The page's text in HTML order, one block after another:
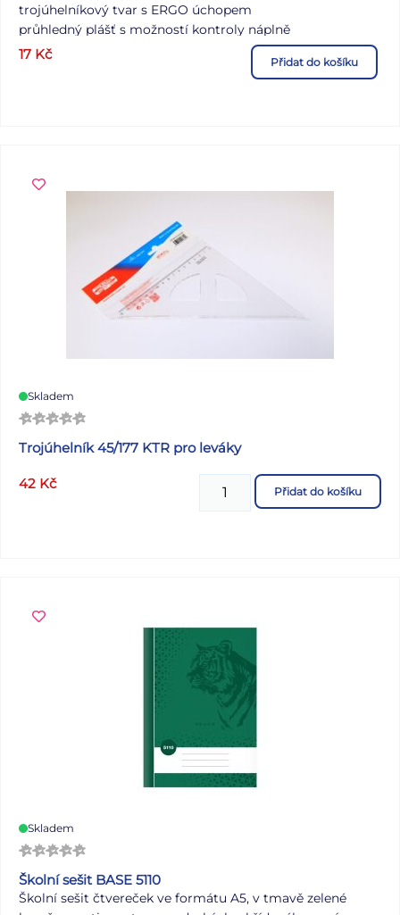
trojúhelníkový tvar s ERGO úchopem
průhledný plášť s možností kontroly náplně
nízkoviskózní inkousty v sytých barvách
17 Kč Přidat do košíku
Skladem
Trojúhelník 45/177 KTR pro leváky
42 Kč Přidat do košíku
Skladem
Školní sešit BASE 5110
Školní sešit čtvereček ve formátu A5, v tmavě zelené